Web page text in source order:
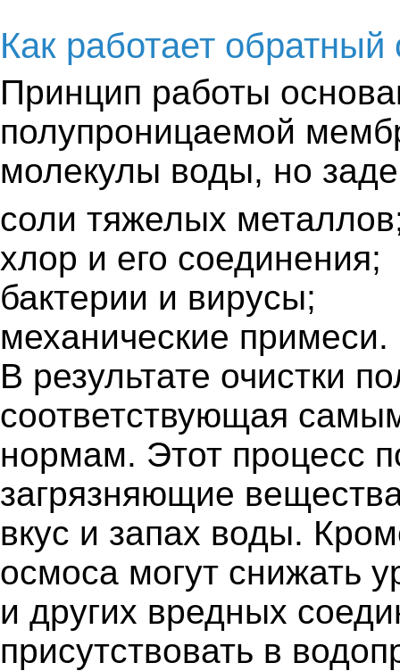
Как работает обратный
Принцип работы
полупроницаемой
молекулы воды, но
соли тяжелых
хлор и его соединения;
бактерии и вирусы;
механические примеси.
В результате очистки
соответствующая
нормам. Этот процесс
загрязняющие
вкус и запах воды.
осмоса могут снижать
и других вредных
присутствовать в